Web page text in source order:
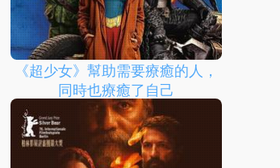
《超少女》幫助需要療癒的人，
同時也療癒了自己